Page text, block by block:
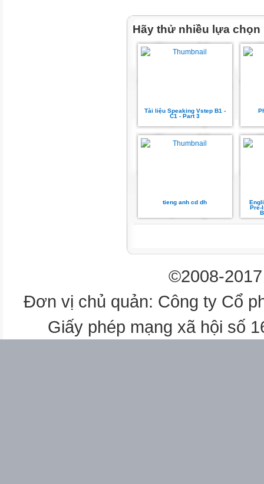
Hãy thử nhiều lựa chọn
Tài liệu Speaking Vstep B1 -
C1 - Part 3
tieng anh cd dh
Pre-
©2008-
Đơn vị chủ quản: Công ty Cổ
Giấy phép mạng xã hội số